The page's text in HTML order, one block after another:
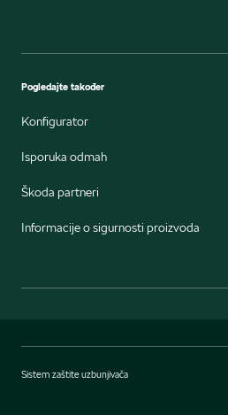
Pogledajte također
Konfigurator
Isporuka odmah
Škoda partneri
Informacije o sigurnosti proizvoda
Sistem zaštite uzbunjivača